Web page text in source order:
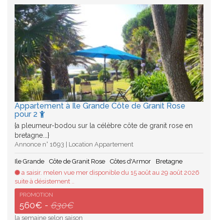
Appartement à Ile Grande Côte de Granit Rose
pour 2
{a pleumeur-bodou sur la célèbre côte de granit rose en
bretagne.…}
Annonce n° 1693 | Location Appartement
Ile Grande Côte de Granit Rose Côtes d'Armor
Bretagne
a saisir. melen vue mer disponible du 15 août au 29 août 2026
suite à désistement ..
PROMOTION
560€ - 630€
la semaine selon saison